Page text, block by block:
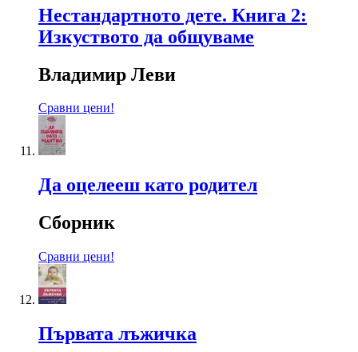
Нестандартното дете. Книга 2:
Изкуството да общуваме
Владимир Леви
Сравни цени!
Да оцелееш като родител
Сборник
Сравни цени!
Първата лъжичка